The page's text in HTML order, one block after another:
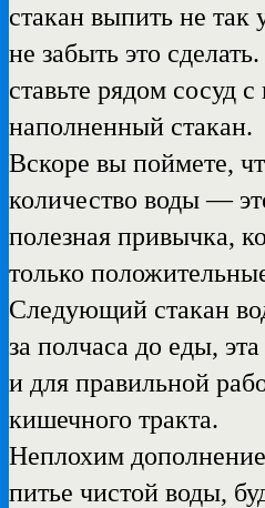
стакан выпить не так
не забыть это
ставьте рядом сосуд
наполненный стакан.
Вскоре вы поймете,
количество воды —
полезная привычка,
только
Следующий стакан
за полчаса до еды,
и для правильной
кишечного тракта.
Неплохим
питье чистой воды,